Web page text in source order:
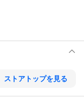
ストアトップを見る